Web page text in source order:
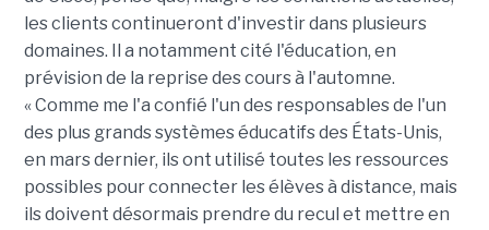
les clients continueront d'investir dans plusieurs
domaines. Il a notamment cité l'éducation, en
prévision de la reprise des cours à l'automne.
« Comme me l'a confié l'un des responsables de l'un
des plus grands systèmes éducatifs des États-Unis,
en mars dernier, ils ont utilisé toutes les ressources
possibles pour connecter les élèves à distance, mais
ils doivent désormais prendre du recul et mettre en